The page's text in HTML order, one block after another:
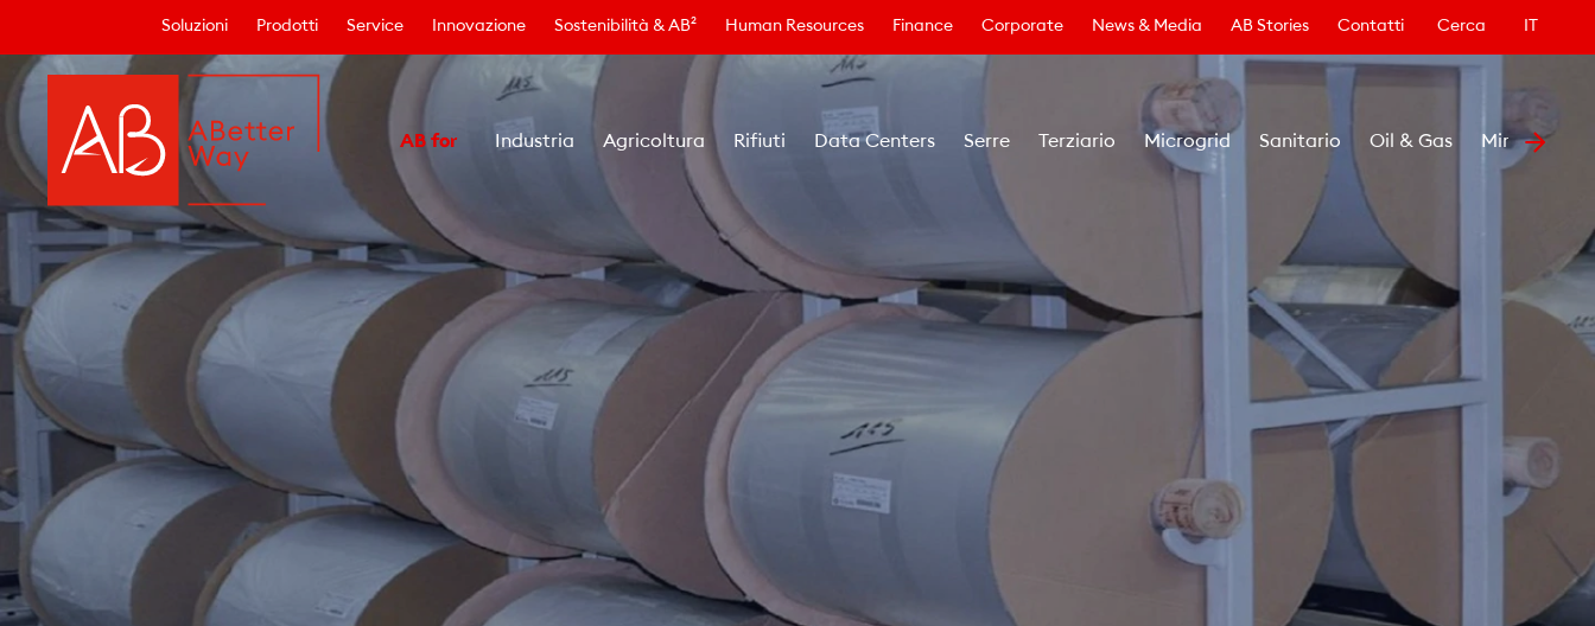
Soluzioni Prodotti Service Innovazione Sostenibilità & AB² Human Resources Finance Corporate News & Media AB Stories Contatti Cerca IT
AB for Industria Agricoltura Rifiuti Data Centers Serre Terziario Microgrid Sanitario Oil & Gas Minerario